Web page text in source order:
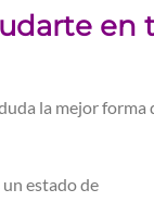
en
la mejor forma
estado de